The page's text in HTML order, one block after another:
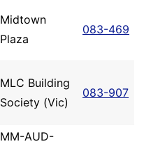
Midtown
Plaza
083-469
MLC Building
Society (Vic)
083-907
MM-AUD-